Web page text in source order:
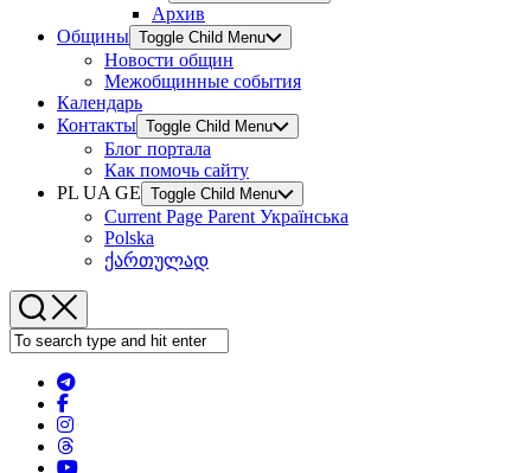
Архив
Общины Toggle Child Menu
Новости общин
Межобщинные события
Календарь
Контакты Toggle Child Menu
Блог портала
Как помочь сайту
PL UA GE Toggle Child Menu
Current Page Parent Українська
Polska
ქართულად